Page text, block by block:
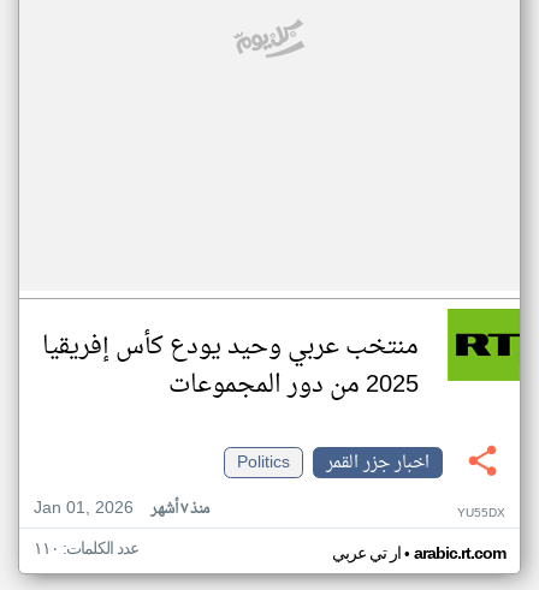
منتخب عربي وحيد يودع كأس إفريقيا
2025 من دور المجموعات
اخبار جزر القمر
Politics
Jan 01, 2026
منذ ٧ أشهر YU55DX
ار تي عربي• arabic.rt.com عدد الكلمات: ١١٠